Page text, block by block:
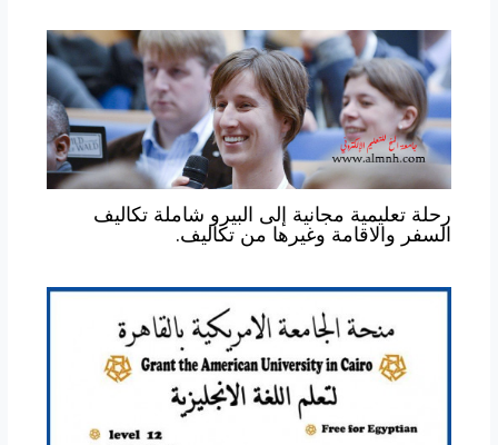
رحلة تعليمية مجانية إلى البيرو شاملة تكاليف
السفر والاقامة وغيرها من تكاليف.